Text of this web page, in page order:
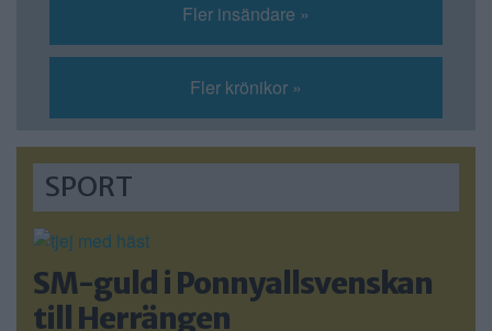
Fler insändare »
Fler krönikor »
SPORT
SM-guld i Ponnyallsvenskan
till Herrängen